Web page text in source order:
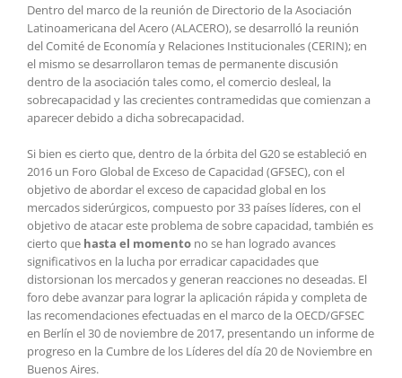
Dentro del marco de la reunión de Directorio de la Asociación
Latinoamericana del Acero (ALACERO), se desarrolló la reunión
del Comité de Economía y Relaciones Institucionales (CERIN); en
el mismo se desarrollaron temas de permanente discusión
dentro de la asociación tales como, el comercio desleal, la
sobrecapacidad y las crecientes contramedidas que comienzan a
aparecer debido a dicha sobrecapacidad.
Si bien es cierto que, dentro de la órbita del G20 se estableció en
2016 un Foro Global de Exceso de Capacidad (GFSEC), con el
objetivo de abordar el exceso de capacidad global en los
mercados siderúrgicos, compuesto por 33 países líderes, con el
objetivo de atacar este problema de sobre capacidad, también es
cierto que hasta el momento no se han logrado avances
significativos en la lucha por erradicar capacidades que
distorsionan los mercados y generan reacciones no deseadas. El
foro debe avanzar para lograr la aplicación rápida y completa de
las recomendaciones efectuadas en el marco de la OECD/GFSEC
en Berlín el 30 de noviembre de 2017, presentando un informe de
progreso en la Cumbre de los Líderes del día 20 de Noviembre en
Buenos Aires.